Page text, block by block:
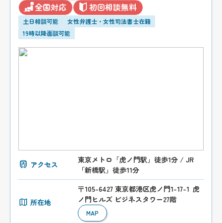
全国対応 初回相談無料
土日相談可能
女性弁護士・女性司法書士在籍
19時以降面談可能
アクセス
東京メトロ「虎ノ門駅」徒歩1分 / JR
「新橋駅」徒歩11分
所在地
〒105-6427 東京都港区虎ノ門1-17-1 虎
ノ門ヒルズ ビジネスタワー27階
MAP